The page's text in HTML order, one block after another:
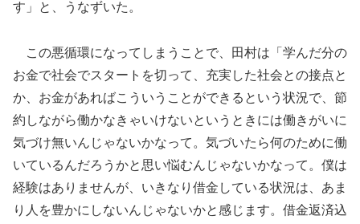
す」と、うなずいた。
この悪循環になってしまうことで、田村は「学んだ分の
お金で社会でスタートを切って、充実した社会との接点と
か、お金があればこういうことができるという状況で、節
約しながら働かなきゃいけないというときには働きがいに
気づけ無いんじゃないかなって。気づいたら何のために働
いているんだろうかと思い悩むんじゃないかなって。僕は
経験はありませんが、いきなり借金している状況は、あま
り人を豊かにしないんじゃないかと感じます。借金返済込